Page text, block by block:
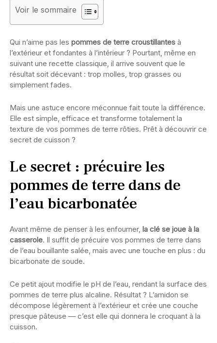
Voir le sommaire
Qui n’aime pas les pommes de terre croustillantes à
l’extérieur et fondantes à l’intérieur ? Pourtant, même en
suivant une recette classique, il arrive souvent que le
résultat soit décevant : trop molles, trop grasses ou
simplement fades.
Mais une astuce encore méconnue fait toute la différence.
Elle est simple, efficace et transforme totalement la
texture de vos pommes de terre rôties. Prêt à découvrir ce
secret de cuisson ?
Le secret : précuire les
pommes de terre dans de
l’eau bicarbonatée
Avant même de penser à les enfourner, la clé se joue à la
casserole. Il suffit de précuire vos pommes de terre dans
de l’eau bouillante salée, mais avec une touche en plus : du
bicarbonate de soude.
Ce petit ajout modifie le pH de l’eau, rendant la surface des
pommes de terre plus alcaline. Résultat ? L’amidon se
décompose légèrement à l’extérieur et crée une couche
presque pâteuse — c’est elle qui donnera le croquant à la
cuisson.